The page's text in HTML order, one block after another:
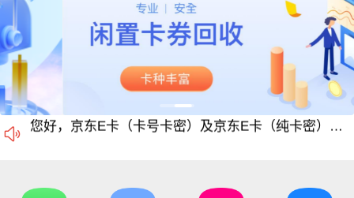

尊敬的信合用户您好：目前银行卡，支付宝提现已恢复正常 ，欢迎提卡
通知：支付宝提现通道暂时维护，恢复另行通知，带来的不便敬请谅解！
您好，京东E卡（卡号卡密）及京东E卡（纯卡密）50-5000面值卡已维护 ，请贵司及时做好调整 ，恢复待通知
您好，平台新增京东E卡兑换码，产品代码334, 费率97%，销卡较快，欢迎提交！
仅支持合法合规的正规卡合作，您可以直接在平台
信合长期大量回收各类礼品卡、游戏点卡、话费卡、
电商卡如京东卡、沃尔玛、盒马卡、瑞祥卡、天猫卡、苏宁、携程等等